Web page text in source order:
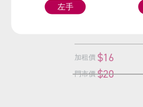
加租價 $16
門市價 $20
左手